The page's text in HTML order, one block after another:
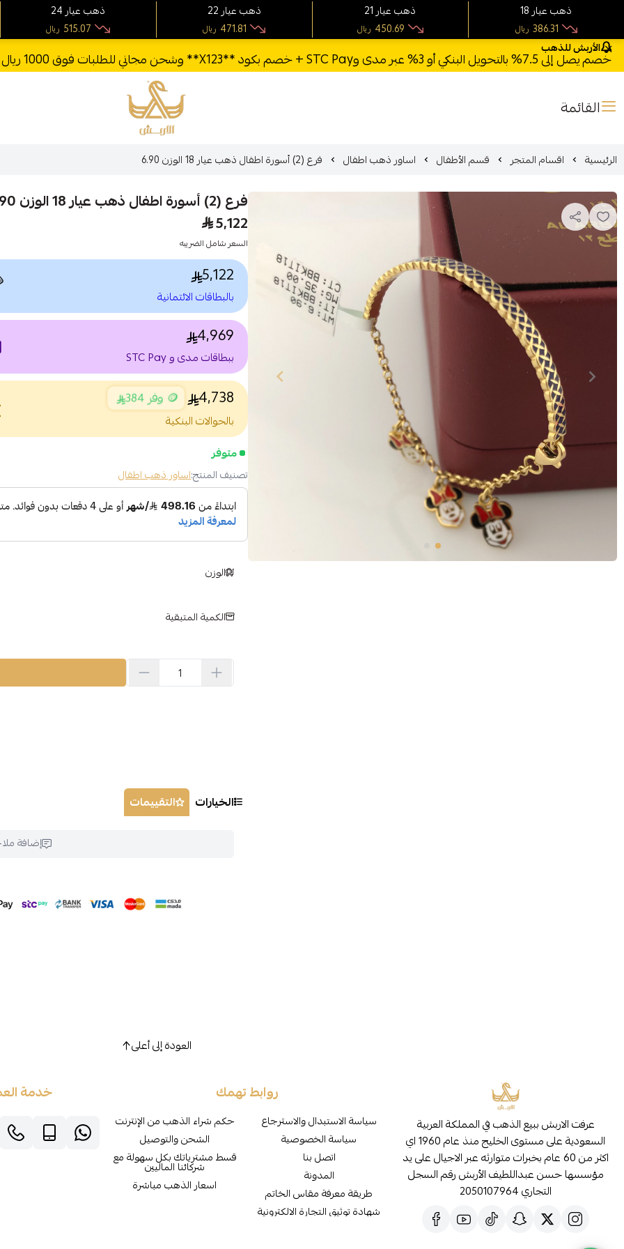
الأربش للذهب
خصم يصل إلى 7.5% بالتحويل البنكي أو 3% عبر مدى وSTC Pay + خصم بكود **X123** وشحن مجاني للطلبات فوق 1000 ريال
القائمة الأربش للذهب
الرئيسية اقسام المتجر قسم الأطفال اساور ذهب اطفال فرع (2) أسورة اطفال ذهب عيار 18 الوزن 6.90
فرع (2) أسورة اطفال ذهب عيار 18 الوزن 6.90
5,122
السعر شامل الضريبه
5,122
بالبطاقات الائتمانية
4,969
ببطاقات مدى و STC Pay
4,738 🪙 وفر 384
بالحوالات البنكية
متوفر
تصنيف المنتج:اساور ذهب اطفال
الوزن
الكمية المتبقية
الخيارات التقييمات
إضافة
العودة إلى أعلى
عرفت الاربش ببيع الذهب في المملكة العربية
السعودية على مستوى الخليج منذ عام 1960 اي
اكثر من 60 عام بخبرات متوارثه عبر الاجيال على يد
مؤسسها حسن عبداللطيف الأربش رقم السجل
التجاري 2050107964
روابط تهمك
سياسة الاستبدال والاسترجاع
سياسة الخصوصية
اتصل بنا
المدونة
طريقة معرفة مقاس الخاتم
شهادة توثيق التجارة الالكترونية
حكم شراء الذهب من الإنترنت
الشحن والتوصيل
قسط مشترياتك بكل سهولة مع
شركائنا الماليين
اسعار الذهب مباشرة
خدمة
24 ذهب عيار
ريال 515.07
22 ذهب عيار
ريال 471.81
21 ذهب عيار
ريال 450.69
18 ذهب عيار
ريال 386.31